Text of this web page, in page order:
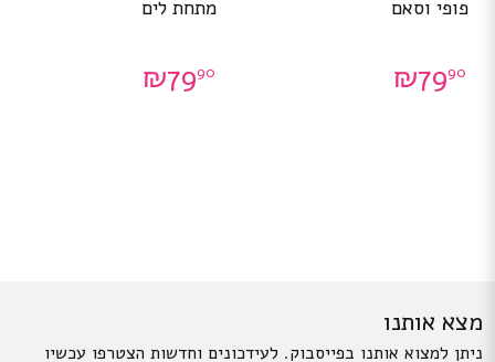
פופי וסאם
₪7990
מתחת לים
₪7990
מצא אותנו
ניתן למצוא אותנו בפייסבוק. לעידכונים וחדשות הצטרפו עכשיו